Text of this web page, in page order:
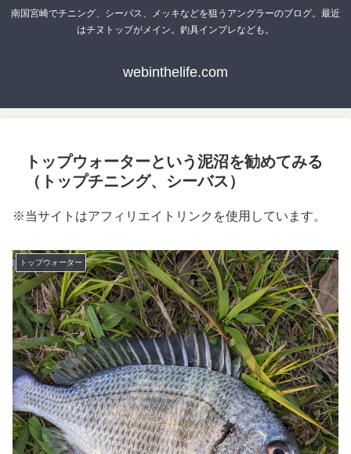
南国宮崎でチニング、シーバス、メッキなどを狙うアングラーのブログ。最近
はチヌトップがメイン。釣具インプレなども。
webinthelife.com
トップウォーターという泥沼を勧めてみる
（トップチニング、シーバス）
※当サイトはアフィリエイトリンクを使用しています。
トップウォーター